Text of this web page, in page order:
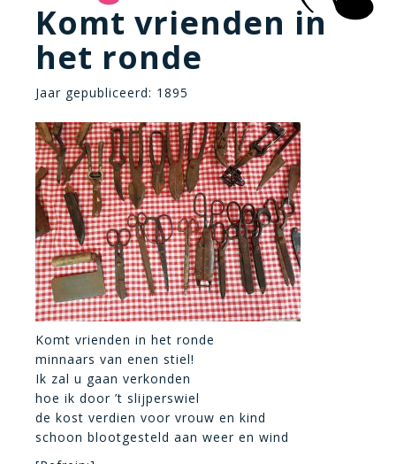
Komt vrienden in
het ronde
Jaar gepubliceerd: 1895
Komt vrienden in het ronde
minnaars van enen stiel!
Ik zal u gaan verkonden
hoe ik door ’t slijperswiel
de kost verdien voor vrouw en kind
schoon blootgesteld aan weer en wind